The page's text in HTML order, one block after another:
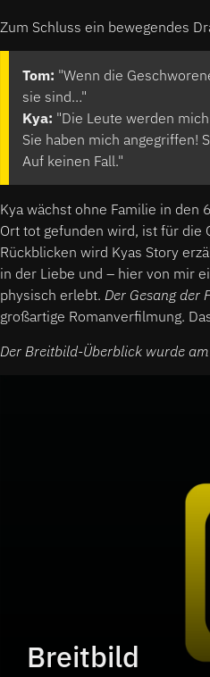
Zum Schluss ein bewegendes
Tom: "Wenn die
sie sind…"
Kya: "Die Leute werden
Sie haben mich angegriffen!
Auf keinen Fall."
Kya wächst ohne Familie in den
Ort tot gefunden wird, ist für die
Rückblicken wird Kyas Story
in der Liebe und – hier von mir
physisch erlebt. Der Gesang der
großartige Romanverfilmung.
Der Breitbild-Überblick wurde
Breitbild